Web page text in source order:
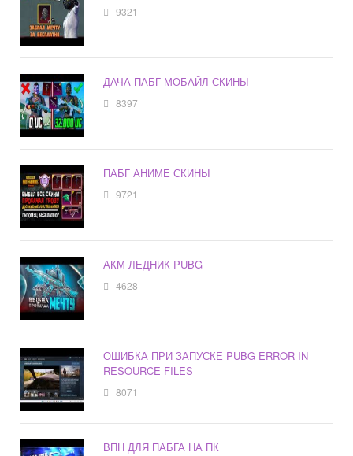
9321
ДАЧА ПАБГ МОБАЙЛ СКИНЫ
8397
ПАБГ АНИМЕ СКИНЫ
9721
АКМ ЛЕДНИК PUBG
4628
ОШИБКА ПРИ ЗАПУСКЕ PUBG ERROR IN
RESOURCE FILES
8071
ВПН ДЛЯ ПАБГА НА ПК